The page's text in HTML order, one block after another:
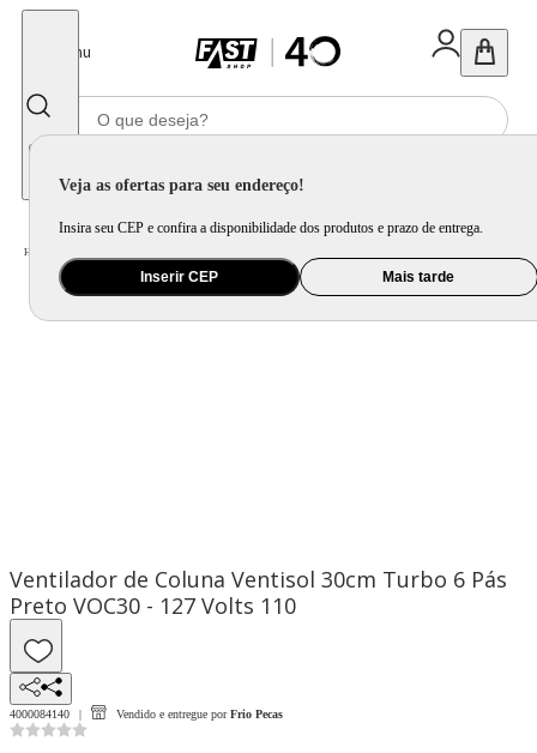
Menu
Veja as ofertas para seu endereço!
Insira seu CEP e confira a disponibilidade dos produtos e prazo de entrega.
Inserir CEP Mais tarde
Home
Ventilador de Coluna Ventisol 30cm Turbo 6 Pás
Preto VOC30 - 127 Volts 110
4000084140 Vendido e entregue por Frio Pecas